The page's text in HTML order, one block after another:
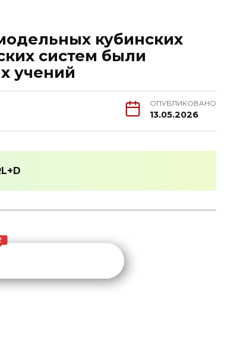
кубинских
систем были
учений
ОПУБЛИКОВАНО
13.05.2026